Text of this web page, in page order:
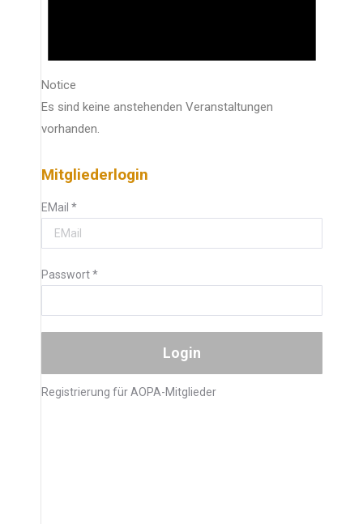
Notice
Es sind keine anstehenden Veranstaltungen
vorhanden.
Mitgliederlogin
EMail *
Passwort*
Registrierung für AOPA-Mitglieder